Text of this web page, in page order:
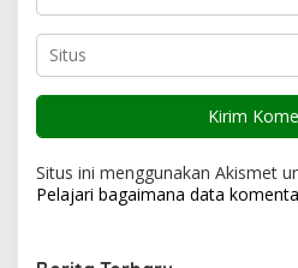
Situs ini menggunakan Akismet
Pelajari bagaimana data